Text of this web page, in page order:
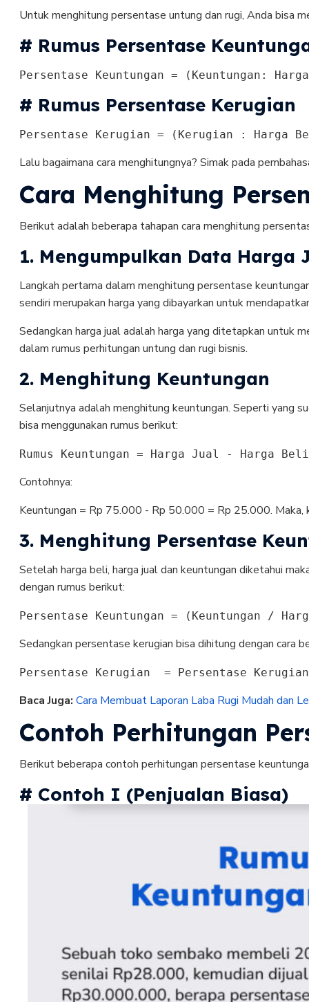
Untuk menghitung persentase untung dan rugi, Anda bisa
# Rumus Persentase
Persentase Keuntungan = (Keuntungan:
# Rumus Persentase Kerugian
Persentase Kerugian = (Kerugian : Harga
Lalu bagaimana cara menghitungnya? Simak pada
Cara Menghitung
Berikut adalah beberapa tahapan cara menghitung
1. Mengumpulkan Data Harga
Langkah pertama dalam menghitung persentase
sendiri merupakan harga yang dibayarkan untuk
Sedangkan harga jual adalah harga yang ditetapkan untuk
dalam rumus perhitungan untung dan rugi bisnis.
2. Menghitung Keuntungan
Selanjutnya adalah menghitung keuntungan. Seperti yang
bisa menggunakan rumus berikut:
Rumus Keuntungan = Harga Jual - Harga Beli
Contohnya:
Keuntungan = Rp 75.000 - Rp 50.000 = Rp 25.000.
3. Menghitung Persentase
Setelah harga beli, harga jual dan keuntungan diketahui
dengan rumus berikut:
Persentase Keuntungan = (Keuntungan /
Sedangkan persentase kerugian bisa dihitung dengan cara
Persentase Kerugian  = Persentase
Baca Juga: Cara Membuat Laporan Laba Rugi Mudah dan
Contoh Perhitungan
Berikut beberapa contoh perhitungan persentase
# Contoh I (Penjualan Biasa)